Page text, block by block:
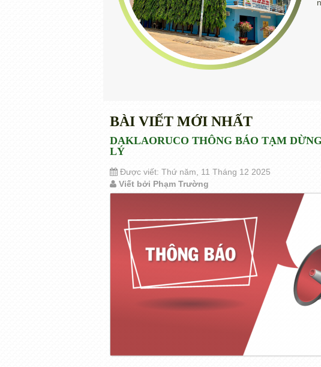
BÀI VIẾT MỚI NHẤT
DAKLAORUCO THÔNG BÁO TẠM
LÝ
Được viết: Thứ năm, 11 Tháng 12 2025
Viết bởi Phạm Trường